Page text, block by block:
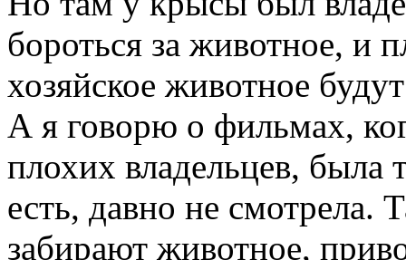
бороться за животное, и
хозяйское животное
А я говорю о фильмах,
плохих владельцев, была
есть, давно не смотрела.
забирают животное,